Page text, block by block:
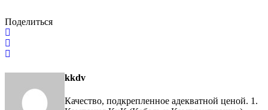
Поделиться
kkdv
Качество, подкрепленное адекватной ценой. 1.